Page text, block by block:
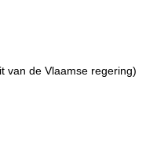
van de Vlaamse regering)